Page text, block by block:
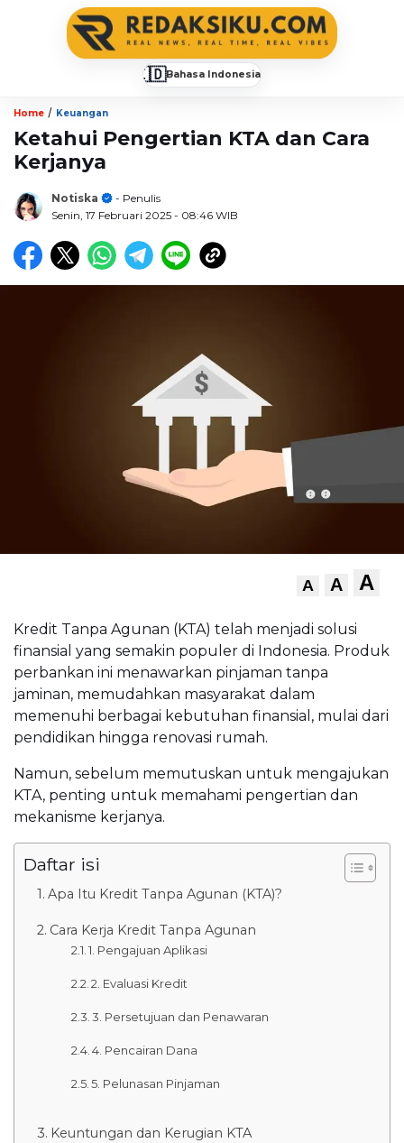
🇮🇩Bahasa Indonesia
Home / Keuangan
Ketahui Pengertian KTA dan Cara
Kerjanya
Notiska
- Penulis
Senin, 17 Februari 2025 - 08:46 WIB
A A A
Kredit Tanpa Agunan (KTA) telah menjadi solusi
finansial yang semakin populer di Indonesia. Produk
perbankan ini menawarkan pinjaman tanpa
jaminan, memudahkan masyarakat dalam
memenuhi berbagai kebutuhan finansial, mulai dari
pendidikan hingga renovasi rumah.
Namun, sebelum memutuskan untuk mengajukan
KTA, penting untuk memahami pengertian dan
mekanisme kerjanya.
Daftar isi
Apa Itu Kredit Tanpa Agunan (KTA)?
Cara Kerja Kredit Tanpa Agunan
1. Pengajuan Aplikasi
2. Evaluasi Kredit
3. Persetujuan dan Penawaran
4. Pencairan Dana
5. Pelunasan Pinjaman
Keuntungan dan Kerugian KTA